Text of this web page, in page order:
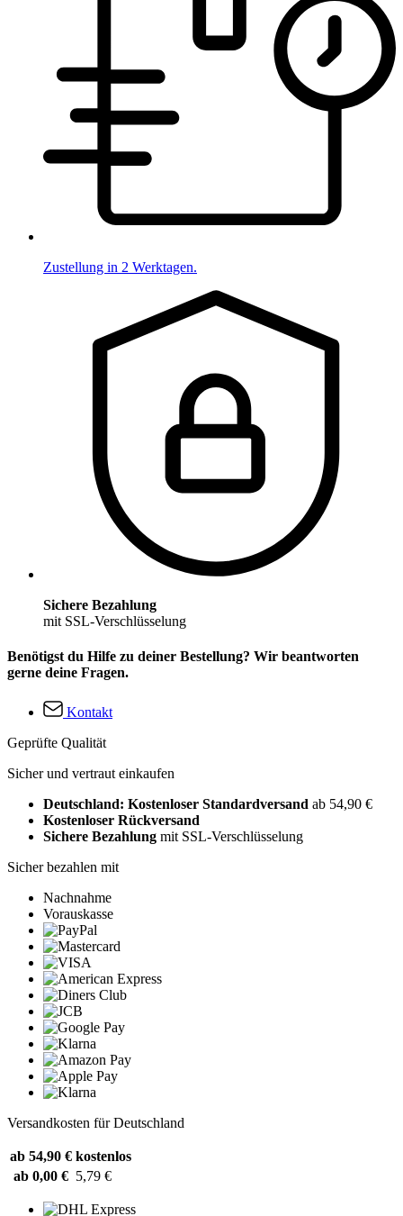
Zustellung in 2 Werktagen.
Sichere Bezahlung
mit SSL-Verschlüsselung
Benötigst du Hilfe zu deiner Bestellung? Wir beantworten
gerne deine Fragen.
Kontakt
Geprüfte Qualität
Sicher und vertraut einkaufen
Deutschland: Kostenloser Standardversand ab 54,90 €
Kostenloser Rückversand
Sichere Bezahlung mit SSL-Verschlüsselung
Sicher bezahlen mit
Nachnahme
Vorauskasse
Versandkosten für Deutschland
ab 54,90 € kostenlos
ab 0,00 € 5,79 €